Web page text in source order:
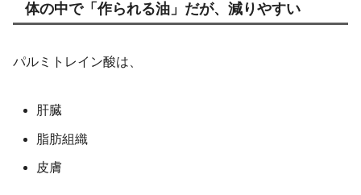
体の中で「作られる油」だが、減りやすい
パルミトレイン酸は、
肝臓
脂肪組織
皮膚